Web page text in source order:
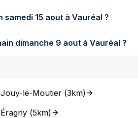
Quel temps fera-t-il samedi prochain samedi 15 aout à Vauréal ?
Quel temps fera-t-il dimanche prochain dimanche 9 aout à Vauréal ?
Jouy-le-Moutier (3km)
Éragny (5km)